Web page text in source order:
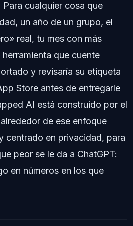
cualquier cosa que
un año de un grupo, el
real, tu mes con más
que cuente
y revisaría su etiqueta
Store antes de entregarle
AI está construido por el
alrededor de ese enfoque
centrado en privacidad, para
peor se le da a ChatGPT:
en números en los que